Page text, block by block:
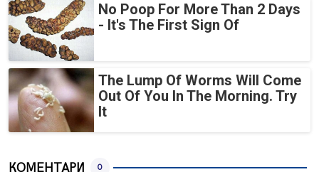
No Poop For More Than 2 Days
- It's The First Sign Of
The Lump Of Worms Will Come
Out Of You In The Morning. Try
It
КОМЕНТАРИ 0